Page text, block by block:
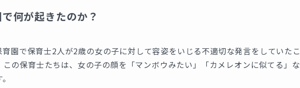
何が起きたのか？
園で保育士2人が2歳の女の子に対して容姿をいじる不適切な発言をしていたこ
の保育士たちは、女の子の顔を「マンボウみたい」「カメレオンに似てる」な